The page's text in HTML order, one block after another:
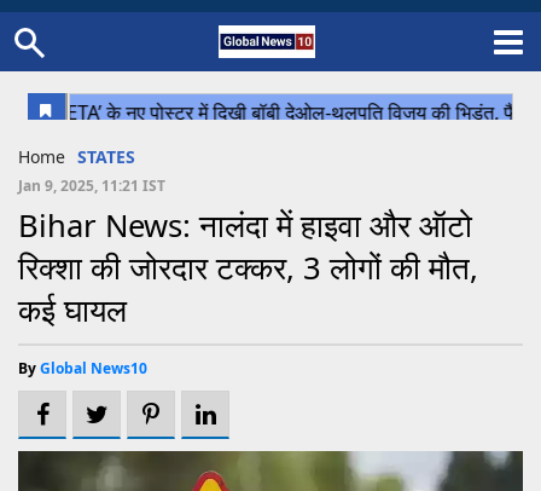
Uttar Pradesh
Chhattisgarh
Bihar
Uttrakhand
Cricket
Football
Home STATES
Jan 9, 2025, 11:21 IST
Bihar News: नालंदा में हाइवा और ऑटो
रिक्शा की जोरदार टक्कर, 3 लोगों की मौत,
कई घायल
ByGlobal News10